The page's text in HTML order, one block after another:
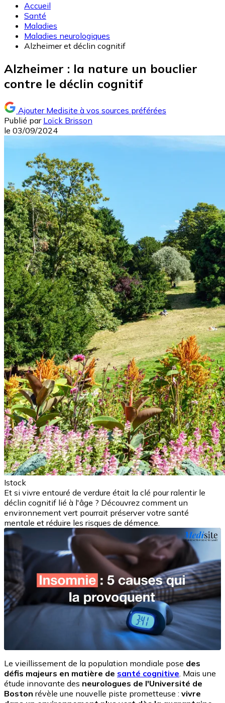
Accueil
Santé
Maladies
Maladies neurologiques
Alzheimer et déclin cognitif
Alzheimer : la nature un bouclier
contre le déclin cognitif
Ajouter Medisite à vos sources préférées
Publié par Loïck Brisson
le 03/09/2024
Istock
Et si vivre entouré de verdure était la clé pour ralentir le
déclin cognitif lié à l'âge ? Découvrez comment un
environnement vert pourrait préserver votre santé
mentale et réduire les risques de démence.
Le vieillissement de la population mondiale pose des
défis majeurs en matière de santé cognitive. Mais une
étude innovante des neurologues de l'Université de
Boston révèle une nouvelle piste prometteuse : vivre